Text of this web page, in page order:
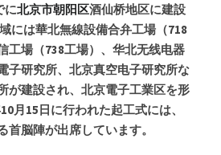
に北京市朝阳区酒仙桥地区に建設
には華北無線設備合弁工場（718
工場（738工場）、华北无线电器
子研究所、北京真空电子研究所な
が建設され、北京電子工業区を形
月15日に行われた起工式には、
首脳陣が出席しています。